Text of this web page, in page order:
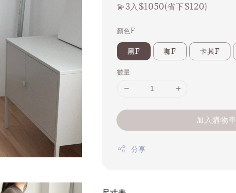
💫3入$1050(省下$120)
顏色F
黑F 咖F 卡其F
數量
加入購物車
分享